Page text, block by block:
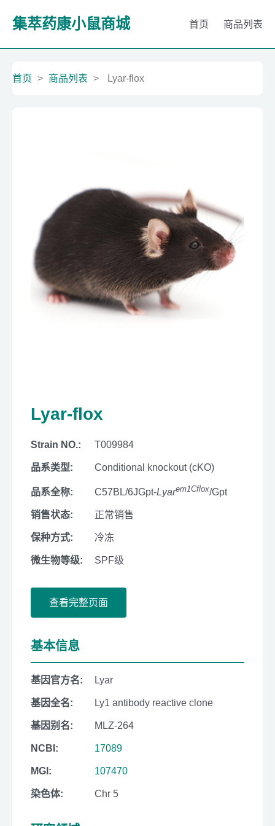
集萃药康小鼠商城 首页 商品列表
首页 > 商品列表 > Lyar-flox
Lyar-flox
Strain NO.: T009984
品系类型: Conditional knockout (cKO)
品系全称: C57BL/6JGpt-Lyarem1Cflox/Gpt
销售状态: 正常销售
保种方式: 冷冻
微生物等级: SPF级
查看完整页面
基本信息
基因官方名: Lyar
基因全名: Ly1 antibody reactive clone
基因别名: MLZ-264
NCBI: 17089
MGI: 107470
染色体: Chr 5